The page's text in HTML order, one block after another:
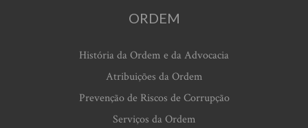
ORDEM
História da Ordem e da Advocacia
Atribuições da Ordem
Prevenção de Riscos de Corrupção
Serviços da Ordem